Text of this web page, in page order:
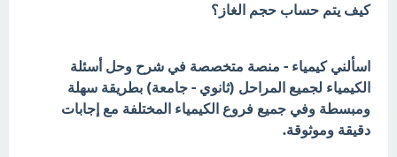
كيف يتم حساب حجم الغاز؟
اسألني كيمياء - منصة متخصصة في شرح وحل أسئلة
الكيمياء لجميع المراحل (ثانوي - جامعة) بطريقة سهلة
ومبسطة وفي جميع فروع الكيمياء المختلفة مع إجابات
دقيقة وموثوقة.